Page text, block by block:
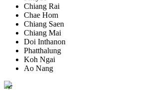
Chiang Rai
Chae Hom
Chiang Saen
Chiang Mai
Doi Inthanon
Phatthalung
Koh Ngai
Ao Nang